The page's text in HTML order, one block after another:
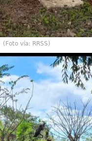
(Foto vía: RRSS)